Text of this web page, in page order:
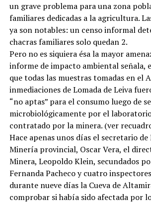
un grave problema para una zona
familiares dedicadas a la agricultura.
ya son notables: un censo informal
chacras familiares solo quedan 2.
Pero no es siquiera ésa la mayor
informe de impacto ambiental señala,
que todas las muestras tomadas en el
inmediaciones de Lomada de Leiva
“no aptas” para el consumo luego de
microbiológicamente por el
contratado por la minera. (ver
Hace apenas unos días el secretario de
Minería provincial, Oscar Vera, el
Minera, Leopoldo Klein, secundados
Fernanda Pacheco y cuatro
durante nueve días la Cueva de
comprobar si había sido afectada por